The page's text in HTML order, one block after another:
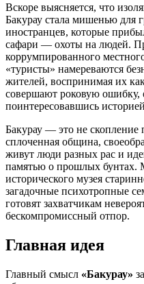
Вскоре выясняется, что
Бакурау стала мишенью для
иностранцев, которые
сафари — охоты на людей.
коррумпированного
«туристы» намереваются
жителей, воспринимая их
совершают роковую ошибку,
поинтересовавшись
Бакурау — это не скопление
сплоченная община,
живут люди разных рас и
памятью о прошлых бунтах.
исторического музея
загадочные психотропные
готовят захватчикам
бескомпромиссный отпор.
Главная идея
Главный смысл «Бакурау»